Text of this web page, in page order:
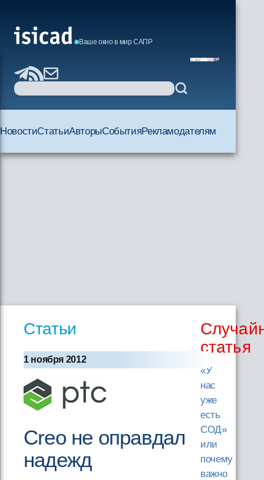
Ваше окно в мир САПР
НовостиСтатьиАвторыСобытияРекламодателям
Статьи
1 ноября 2012
Creo не оправдал
надежд
статья
«У
нас
уже
есть
СОД»
или
почему
важно